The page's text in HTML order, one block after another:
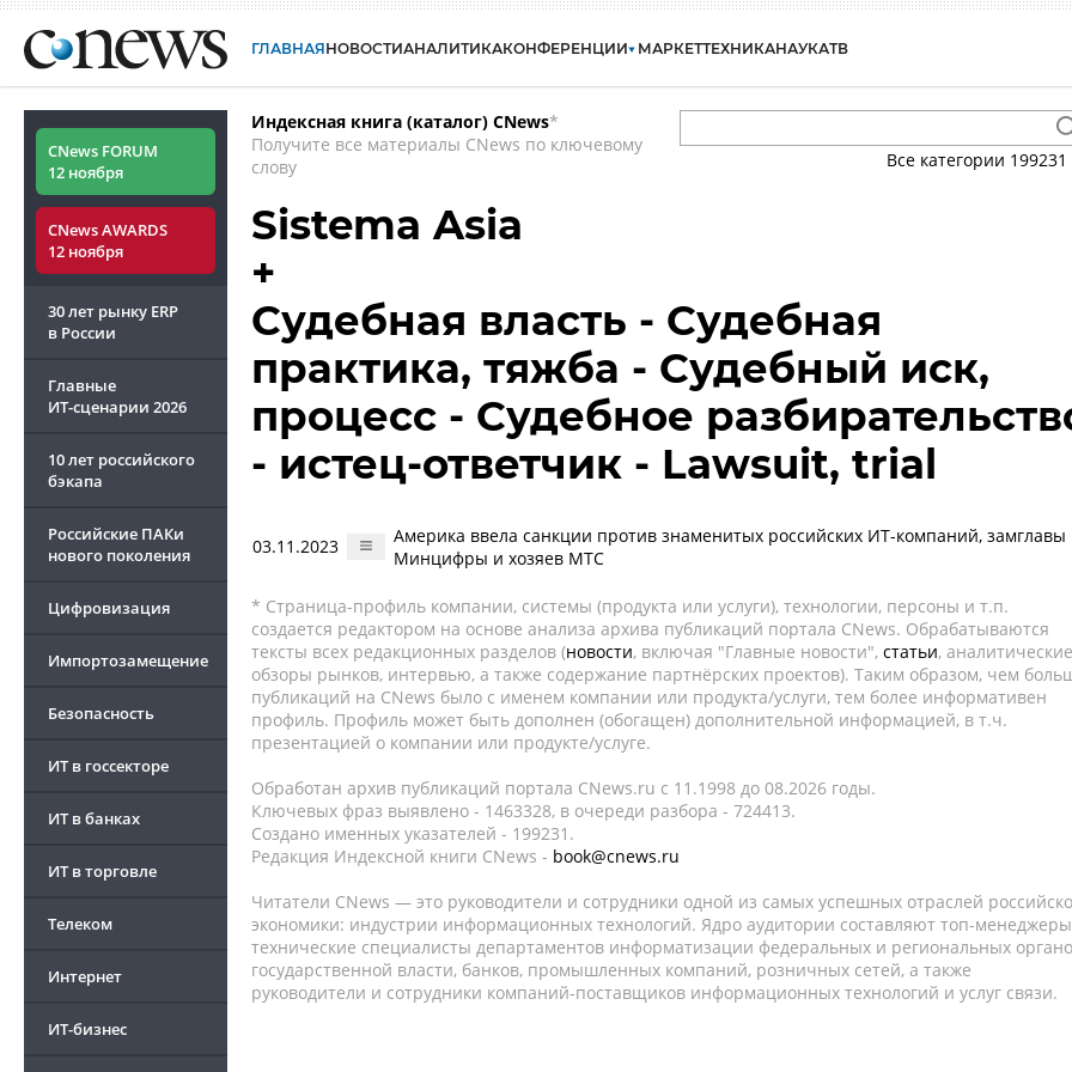
ГЛАВНАЯНОВОСТИАНАЛИТИКАКОНФЕРЕНЦИИ МАРКЕТТЕХНИКАНАУКАТВ
CNews FORUM
12 ноября
CNews AWARDS
12 ноября
30 лет рынку ERP
в России
Главные
ИТ-сценарии 2026
10 лет российского
бэкапа
Российские ПАКи
нового поколения
Цифровизация
Импортозамещение
Безопасность
ИТ в госсекторе
ИТ в банках
ИТ в торговле
Телеком
Интернет
ИТ-бизнес
Индексная книга (каталог) CNews*
Получите все материалы CNews по ключевому
слову
Все категории 199231
Sistema Asia
+
Судебная власть - Судебная
практика, тяжба - Судебный иск,
процесс - Судебное
- истец-ответчик - Lawsuit, trial
03.11.2023
Америка ввела санкции против знаменитых российских ИТ-компаний, замглавы
Минцифры и хозяев МТС
* Страница-профиль компании, системы (продукта или услуги), технологии, персоны и т.п.
создается редактором на основе анализа архива публикаций портала CNews. Обрабатываются
тексты всех редакционных разделов (новости, включая "Главные новости", статьи, аналитические
обзоры рынков, интервью, а также содержание партнёрских проектов). Таким образом, чем
публикаций на CNews было с именем компании или продукта/услуги, тем более информативен
профиль. Профиль может быть дополнен (обогащен) дополнительной информацией, в т.ч.
презентацией о компании или продукте/услуге.
Обработан архив публикаций портала CNews.ru c 11.1998 до 08.2026 годы.
Ключевых фраз выявлено - 1463328, в очереди разбора - 724413.
Создано именных указателей - 199231.
Редакция Индексной книги CNews - book@cnews.ru
Читатели CNews — это руководители и сотрудники одной из самых успешных отраслей
экономики: индустрии информационных технологий. Ядро аудитории составляют топ-
технические специалисты департаментов информатизации федеральных и региональных
государственной власти, банков, промышленных компаний, розничных сетей, а также
руководители и сотрудники компаний-поставщиков информационных технологий и услуг связи.